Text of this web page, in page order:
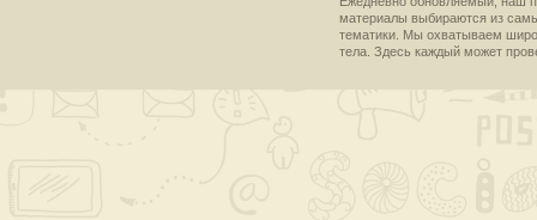
материалы выбираются из
тематики. Мы охватываем
тела. Здесь каждый может